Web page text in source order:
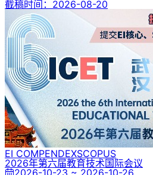
截稿时间： 2026-08-20
EI COMPENDEXSCOPUS
2026年第六届教育技术国际会议
2026-10-23 ~ 2026-10-26